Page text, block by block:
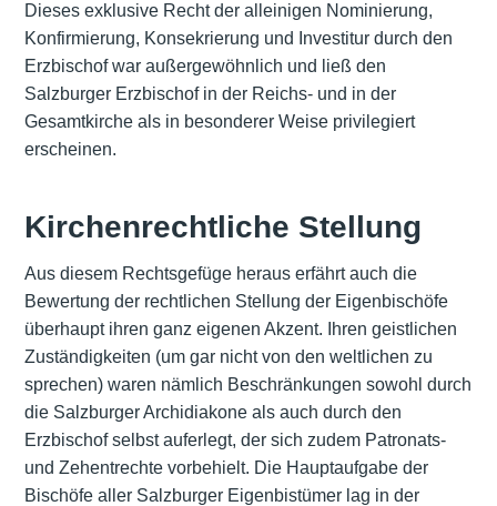
Dieses exklusive Recht der alleinigen Nominierung,
Konfirmierung, Konsekrierung und Investitur durch den
Erzbischof war außergewöhnlich und ließ den
Salzburger Erzbischof in der Reichs- und in der
Gesamtkirche als in besonderer Weise privilegiert
erscheinen.
Kirchenrechtliche Stellung
Aus diesem Rechtsgefüge heraus erfährt auch die
Bewertung der rechtlichen Stellung der Eigenbischöfe
überhaupt ihren ganz eigenen Akzent. Ihren geistlichen
Zuständigkeiten (um gar nicht von den weltlichen zu
sprechen) waren nämlich Beschränkungen sowohl durch
die Salzburger Archidiakone als auch durch den
Erzbischof selbst auferlegt, der sich zudem Patronats-
und Zehentrechte vorbehielt. Die Hauptaufgabe der
Bischöfe aller Salzburger Eigenbistümer lag in der